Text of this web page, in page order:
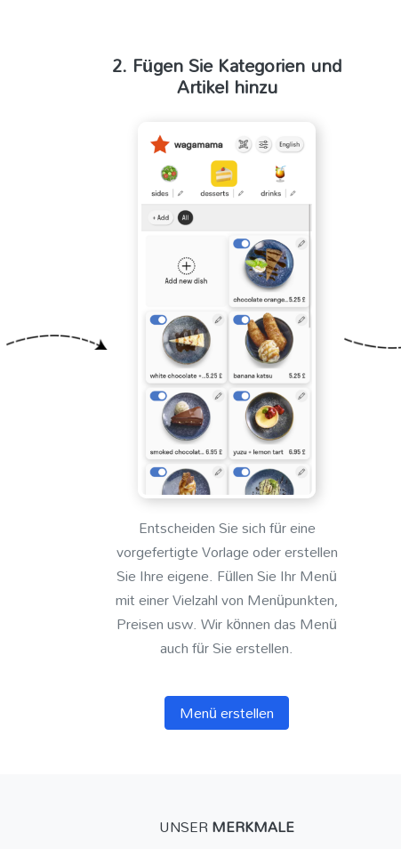
2. Fügen Sie Kategorien und
Artikel hinzu
Entscheiden Sie sich für eine
vorgefertigte Vorlage oder erstellen
Sie Ihre eigene. Füllen Sie Ihr Menü
mit einer Vielzahl von Menüpunkten,
Preisen usw. Wir können das Menü
auch für Sie erstellen.
Menü erstellen
UNSERMERKMALE